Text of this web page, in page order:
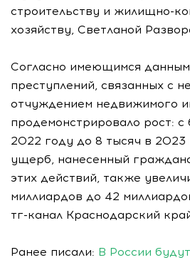
строительству и жилищно-
хозяйству, Светланой
Согласно имеющимся
преступлений, связанных с
отчуждением недвижимого
продемонстрировало рост: с
2022 году до 8 тысяч в
ущерб, нанесенный
этих действий, также
миллиардов до 42
тг-канал Краснодарский
Ранее писали: В России